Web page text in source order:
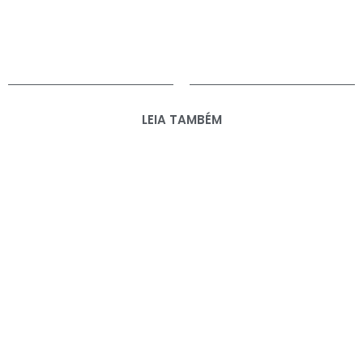
LEIA TAMBÉM